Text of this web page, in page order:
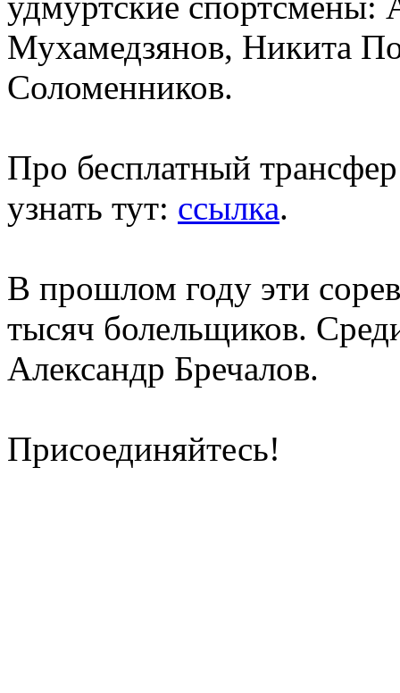
Мухамедзянов, Никита
Соломенников.
Про бесплатный
узнать тут: ссылка.
В прошлом году эти
тысяч болельщиков.
Александр Бречалов.
Присоединяйтесь!